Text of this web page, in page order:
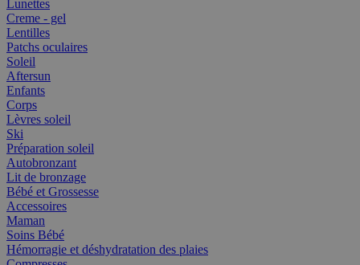
Lunettes
Creme - gel
Lentilles
Patchs oculaires
Soleil
Aftersun
Enfants
Corps
Lèvres soleil
Ski
Préparation soleil
Autobronzant
Lit de bronzage
Bébé et Grossesse
Accessoires
Maman
Soins Bébé
Hémorragie et déshydratation des plaies